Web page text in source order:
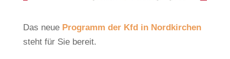
Das neue Programm der Kfd in Nordkirchen
steht für Sie bereit.